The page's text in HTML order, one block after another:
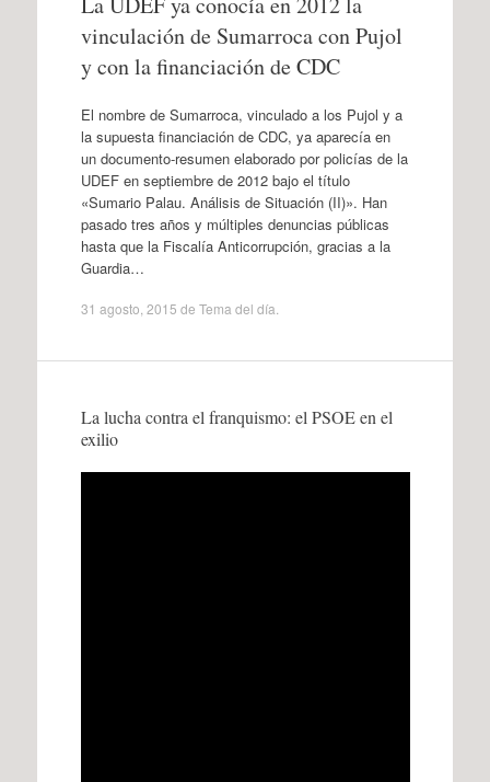
vinculación de Sumarroca con Pujol
y con la financiación de CDC
El nombre de Sumarroca, vinculado a los Pujol y a
la supuesta financiación de CDC, ya aparecía en
un documento-resumen elaborado por policías de la
UDEF en septiembre de 2012 bajo el título
«Sumario Palau. Análisis de Situación (II)». Han
pasado tres años y múltiples denuncias públicas
hasta que la Fiscalía Anticorrupción, gracias a la
Guardia…
31 agosto, 2015 de Tema del día
La lucha contra el franquismo: el PSOE en el
exilio